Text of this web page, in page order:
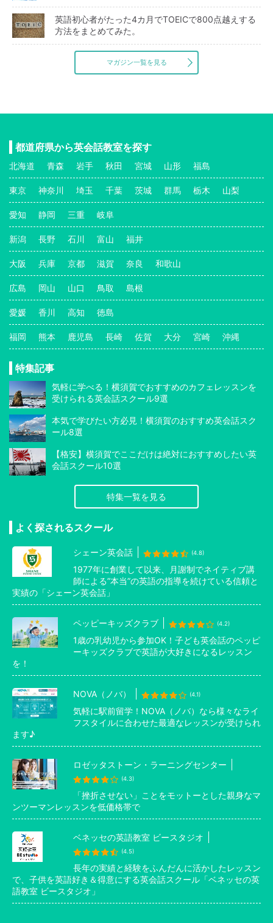
英語初心者がたった4カ月でTOEICで800点越えする
方法をまとめてみた。
マガジン一覧を見る
都道府県から英会話教室を探す
北海道 青森 岩手 秋田 宮城 山形 福島
東京 神奈川 埼玉 千葉 茨城 群馬 栃木 山梨
愛知 静岡 三重 岐阜
新潟 長野 石川 富山 福井
大阪 兵庫 京都 滋賀 奈良 和歌山
広島 岡山 山口 鳥取 島根
愛媛 香川 高知 徳島
福岡 熊本 鹿児島 長崎 佐賀 大分 宮崎 沖縄
特集記事
気軽に学べる！横須賀でおすすめのカフェレッスンを
受けられる英会話スクール9選
本気で学びたい方必見！横須賀のおすすめ英会話スク
ール8選
【格安】横須賀でここだけは絶対におすすめしたい英
会話スクール10選
特集一覧を見る
よく探されるスクール
シェーン英会話 (4.8)
1977年に創業して以来、月謝制でネイティブ講
師による”本当”の英語の指導を続けている信頼と
実績の「シェーン英会話」
ペッピーキッズクラブ (4.2)
1歳の乳幼児から参加OK！子ども英会話のペッピ
ーキッズクラブで英語が大好きになるレッスン
を！
NOVA（ノバ） (4.1)
気軽に駅前留学！NOVA（ノバ）なら様々なライ
フスタイルに合わせた最適なレッスンが受けられ
ます♪
ロゼッタストーン・ラーニングセンター
(4.3)
「挫折させない」ことをモットーとした親身なマ
ンツーマンレッスンを低価格帯で
ベネッセの英語教室 ビースタジオ
(4.5)
長年の実績と経験をふんだんに活かしたレッスン
で、子供を英語好き＆得意にする英会話スクール「ベネッセの英
語教室 ビースタジオ」